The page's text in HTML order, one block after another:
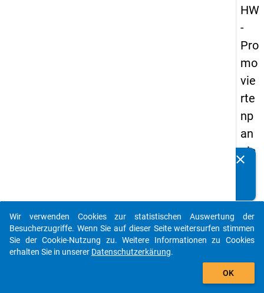
HW
-
Pro
mo
vie
rte
np
an
els
-
fün
fte
clear
auto_stories
add_shopping_cart
Wir verwenden Cookies zur statistischen Auswertung der
Besucherzugriffe. Wenn Sie auf dieser Seite weitersurfen stimmen
Sie der Cookie-Nutzung zu. Weitere Informationen zu Cookies
erhalten Sie in unserer Datenschutzerkärung.
OK